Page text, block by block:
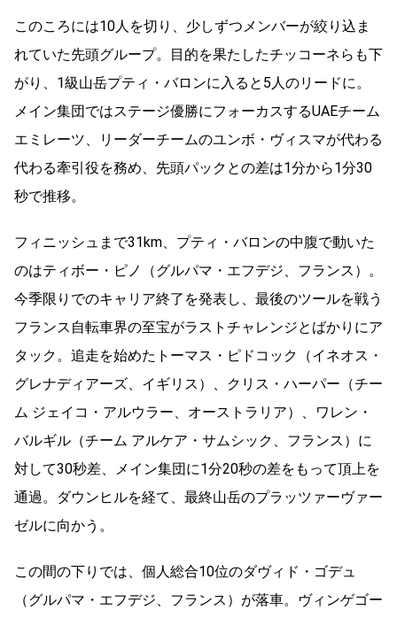
このころには10人を切り、少しずつメンバーが絞り込ま
れていた先頭グループ。目的を果たしたチッコーネらも下
がり、1級山岳プティ・バロンに入ると5人のリードに。
メイン集団ではステージ優勝にフォーカスするUAEチーム
エミレーツ、リーダーチームのユンボ・ヴィスマが代わる
代わる牽引役を務め、先頭パックとの差は1分から1分30
秒で推移。
フィニッシュまで31km、プティ・バロンの中腹で動いた
のはティボー・ピノ（グルパマ・エフデジ、フランス）。
今季限りでのキャリア終了を発表し、最後のツールを戦う
フランス自転車界の至宝がラストチャレンジとばかりにア
タック。追走を始めたトーマス・ピドコック（イネオス・
グレナディアーズ、イギリス）、クリス・ハーパー（チー
ム ジェイコ・アルウラー、オーストラリア）、ワレン・
バルギル（チーム アルケア・サムシック、フランス）に
対して30秒差、メイン集団に1分20秒の差をもって頂上を
通過。ダウンヒルを経て、最終山岳のプラッツァーヴァー
ゼルに向かう。
この間の下りでは、個人総合10位のダヴィド・ゴデュ
（グルパマ・エフデジ、フランス）が落車。ヴィンゲゴー